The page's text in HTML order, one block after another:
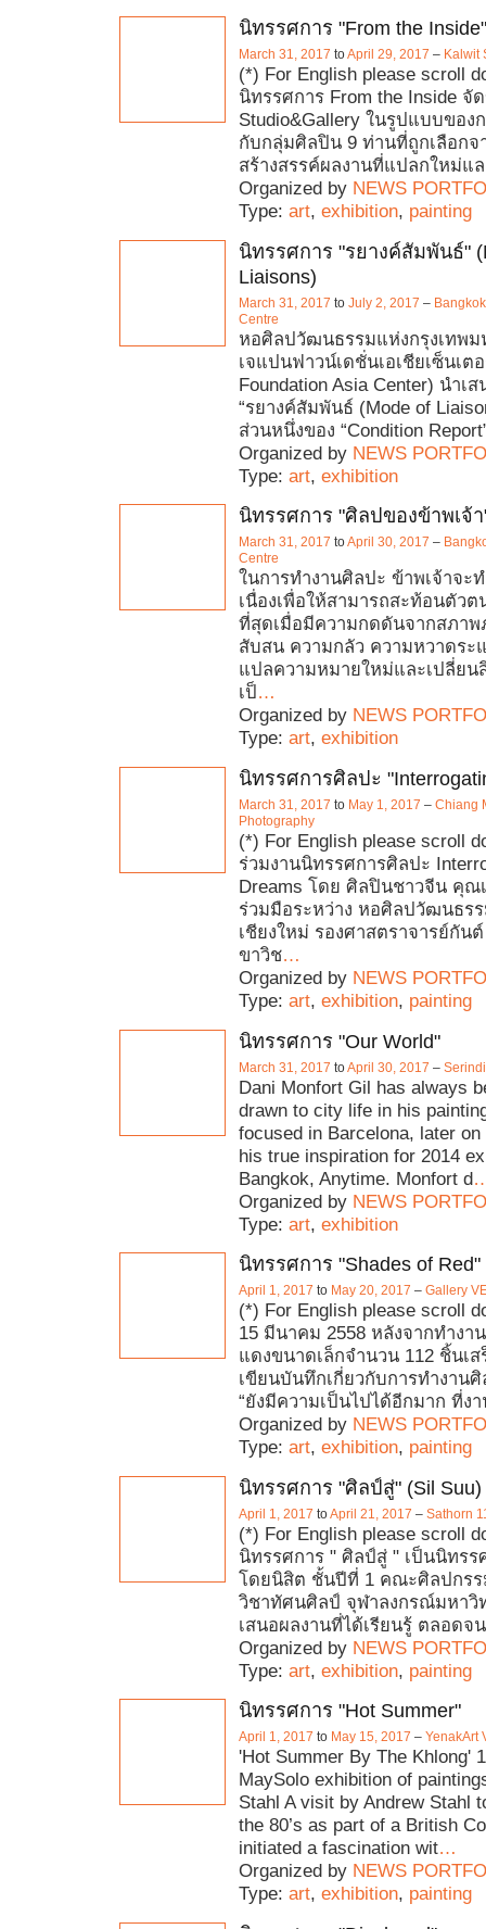
นิทรรศการ "From the Inside"
March 31, 2017 toApril 29, 2017 – Kalwit
(*) For English please scroll
นิทรรศการ From the Inside จั
Studio&Gallery ในรูปแบบของ
กับกลุ่มศิลปิน 9 ท่านที่ถูกเลือกจ
สร้างสรรค์ผลงานที่แปลกใหม่แ
Organized by NEWS
Type: art, exhibition, painting
นิทรรศการ "รยางค์สัมพันธ์"
Liaisons)
March 31, 2017 to July 2, 2017 –
Centre
หอศิลปวัฒนธรรมแห่งกรุงเทพ
เจแปนฟาวน์เดชั่นเอเชียเซ็นเต
Foundation Asia Center) นำเ
“รยางค์สัมพันธ์ (Mode of
ส่วนหนึ่งของ “Condition
Organized by NEWS
Type: art, exhibition
นิทรรศการ "ศิลปของข้าพเจ้
March 31, 2017 toApril 30, 2017 –
Centre
ในการทำงานศิลปะ ข้าพเจ้าจะ
เนื่องเพื่อให้สามารถสะท้อนตัว
ที่สุดเมื่อมีความกดดันจากสภา
สับสน ความกลัว ความหวาดระ
แปลความหมายใหม่และเปลี่ยน
เป็ …
Organized by NEWS
Type: art, exhibition
นิทรรศการศิลปะ
March 31, 2017 to May 1, 2017 – Chiang
Photography
(*) For English please scroll
ร่วมงานนิทรรศการศิลปะ
Dreams โดย ศิลปินชาวจีน คุณ
ร่วมมือระหว่าง หอศิลปวัฒนธรร
เชียงใหม่ รองศาสตราจารย์กั
ขาวิช…
Organized by NEWS
Type: art, exhibition, painting
นิทรรศการ "Our World"
March 31, 2017 toApril 30, 2017 –
Dani Monfort Gil has always
drawn to city life in his
focused in Barcelona, later
his true inspiration for 2014
Bangkok, Anytime. Monfort d
Organized by NEWS
Type: art, exhibition
นิทรรศการ "Shades of Red"
April 1, 2017 to May 20, 2017 – Gallery
(*) For English please scroll
15 มีนาคม 2558 หลังจากทำงา
แดงขนาดเล็กจำนวน 112 ชิ้นเ
เขียนบันทึกเกี่ยวกับการทำงานศิ
“ยังมีความเป็นไปได้อีกมาก ที่ง
Organized by NEWS
Type: art, exhibition, painting
นิทรรศการ "ศิลป์สู่" (Sil Suu)
April 1, 2017 toApril 21, 2017 – Sathorn
(*) For English please scroll
นิทรรศการ " ศิลป์สู่ " เป็นนิทร
โดยนิสิต ชั้นปีที่ 1 คณะศิลปกร
วิชาทัศนศิลป์ จุฬาลงกรณ์มหาวิ
เสนอผลงานที่ได้เรียนรู้ ตลอดจ
Organized by NEWS
Type: art, exhibition, painting
นิทรรศการ "Hot Summer"
April 1, 2017 to May 15, 2017 – YenakArt
'Hot Summer By The Khlong'
MaySolo exhibition of
Stahl A visit by Andrew Stahl
the 80’s as part of a British
initiated a fascination wit…
Organized by NEWS
Type: art, exhibition, painting